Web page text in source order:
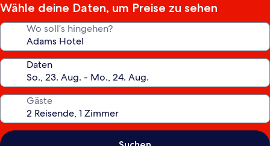
Wähle deine Daten, um Preise zu sehen
Wo soll’s hingehen?
Daten
Gäste